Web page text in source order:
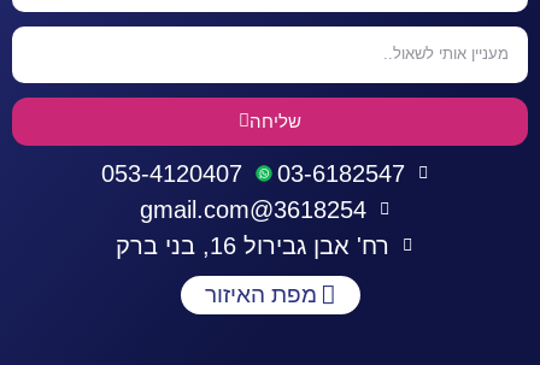
שליחה
03-6182547
053-4120407
3618254@gmail.com
רח' אבן גבירול 16, בני ברק
מפת האיזור